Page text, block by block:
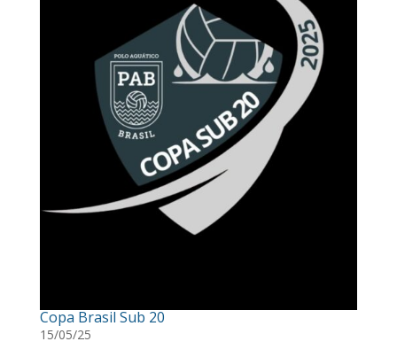
Copa Brasil Sub 20
15/05/25